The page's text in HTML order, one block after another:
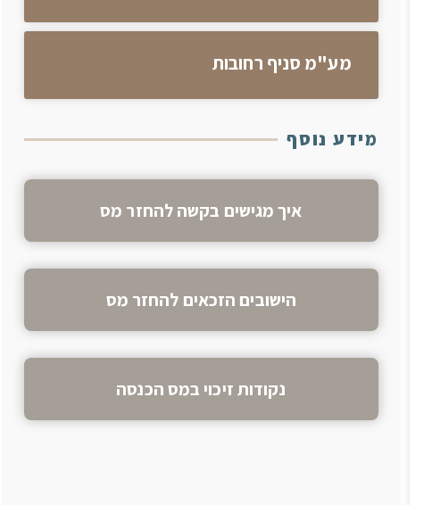
מע"מ סניף רחובות
מידע נוסף
איך מגישים בקשה להחזר מס
הישובים הזכאים להחזר מס
נקודות זיכוי במס הכנסה